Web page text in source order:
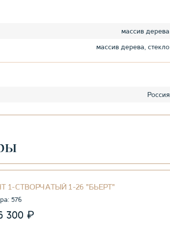
массив дерева
массив дерева, стекло
Россия
1-СТВОРЧАТЫЙ 1-26 "БЬЕРТ"
576
300 ₽